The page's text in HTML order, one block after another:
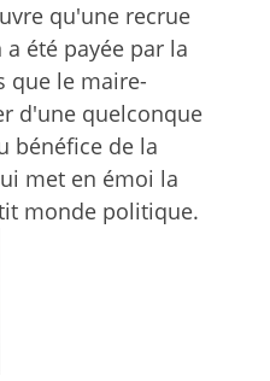
qu'une recrue
été payée par la
que le maire-
d'une quelconque
bénéfice de la
met en émoi la
monde politique.